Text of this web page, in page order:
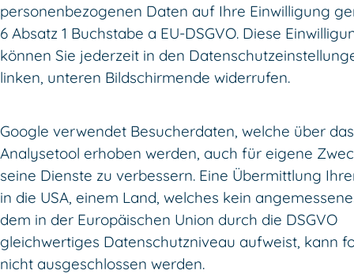
personenbezogenen Daten auf Ihre Einwilligung
6 Absatz 1 Buchstabe a EU-DSGVO. Diese
können Sie jederzeit in den
linken, unteren Bildschirmende widerrufen.
Google verwendet Besucherdaten, welche über das
Analysetool erhoben werden, auch für eigene
seine Dienste zu verbessern. Eine Übermittlung
in die USA, einem Land, welches kein
dem in der Europäischen Union durch die DSGVO
gleichwertiges Datenschutzniveau aufweist, kann
nicht ausgeschlossen werden.